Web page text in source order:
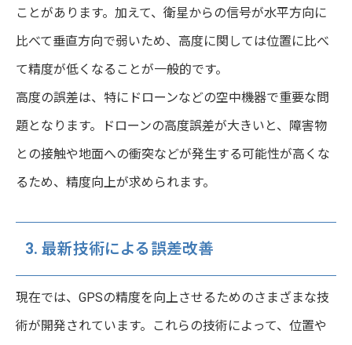
ことがあります。加えて、衛星からの信号が水平方向に
比べて垂直方向で弱いため、高度に関しては位置に比べ
て精度が低くなることが一般的です。
高度の誤差は、特にドローンなどの空中機器で重要な問
題となります。ドローンの高度誤差が大きいと、障害物
との接触や地面への衝突などが発生する可能性が高くな
るため、精度向上が求められます。
3. 最新技術による誤差改善
現在では、GPSの精度を向上させるためのさまざまな技
術が開発されています。これらの技術によって、位置や